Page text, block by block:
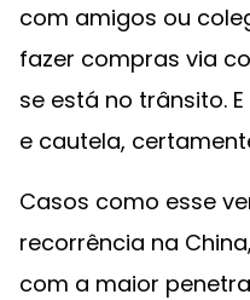
com amigos ou
fazer compras via
se está no trânsito.
e cautela,
Casos como esse
recorrência na
com a maior